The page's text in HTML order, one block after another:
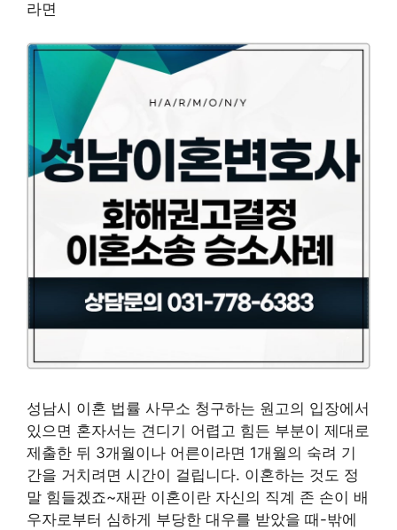
라면
성남시 이혼 법률 사무소 청구하는 원고의 입장에서
있으면 혼자서는 견디기 어렵고 힘든 부분이 제대로
제출한 뒤 3개월이나 어른이라면 1개월의 숙려 기
간을 거치려면 시간이 걸립니다. 이혼하는 것도 정
말 힘들겠죠~재판 이혼이란 자신의 직계 존 손이 배
우자로부터 심하게 부당한 대우를 받았을 때-밖에